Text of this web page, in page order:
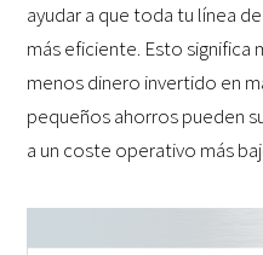
ayudar a que toda tu línea
más eficiente. Esto
menos dinero invertido en
pequeños ahorros pueden
a un coste operativo más